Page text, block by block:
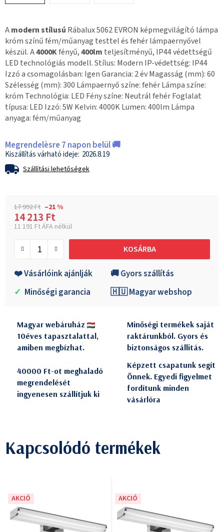
Amodern stílusú Rábalux 5062 EVRON képmegvilágító lámpa
króm színű fém/műanyag testtel és fehér lámpaernyővel
készül. A4000Kfényű,400lm teljesítményű, IP44 védettségű
LED technológiás modell. Stílus: Modern IP-védettség: IP44
Izzó a csomagolásban: Igen Garancia: 2 év Magasság (mm): 60
Szélesség (mm): 300 Lámpaernyő színe: fehér Lámpa színe:
króm Technológia: LED Fény színe: Neutrál fehér Foglalat
típusa: LED Izzó: 5W Kelvin: 4000K Lumen: 400lm Lámpa
anyaga: fém/műanyag
Megrendelèsre 7 napon belül 🚚
2026.8.19
Szállítási lehetőségek
17 992 Ft –21 %
14 213 Ft
11 191 Ft ÁFA nélkül
KOSÁRBA
❤️ Vásárlóink ajánlják
🚚 Gyors szállítás
✓ Minőségi garancia 🇭🇺 Magyar webshop
Magyar webáruház
10éves tapasztalattal,
amiben megbízhat.
Minőségi termékek saját
raktárunkból. Gyors és
biztonságos szállitás.
40000 Ft-ot meghaladó
megrendelését
ingyenesen szállítjuk ki
Képzett csapatunk segít
Önnek. Egyedi figyelmet
fordítunk minden
vásárlóra
Kapcsolódó termékek
AKCIÓ AKCIÓ